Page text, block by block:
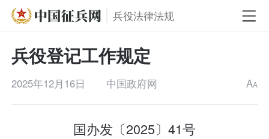
兵役法律法规
兵役登记工作规定
2025年12月16日 中国政府网 AA
国办发〔2025〕41号